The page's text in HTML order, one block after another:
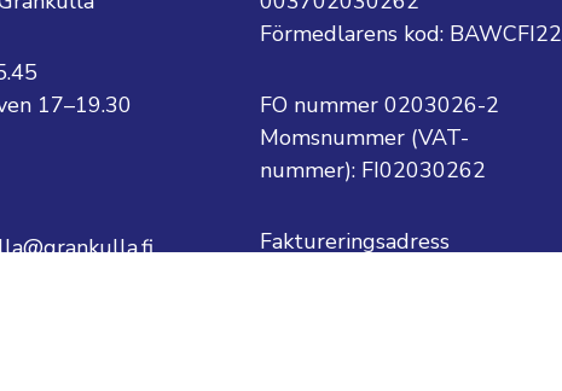
17–19.30
Förmedlarens kod: BAWCFI22
FO nummer 0203026-2
Momsnummer (VAT-
nummer): FI02030262
Faktureringsadress